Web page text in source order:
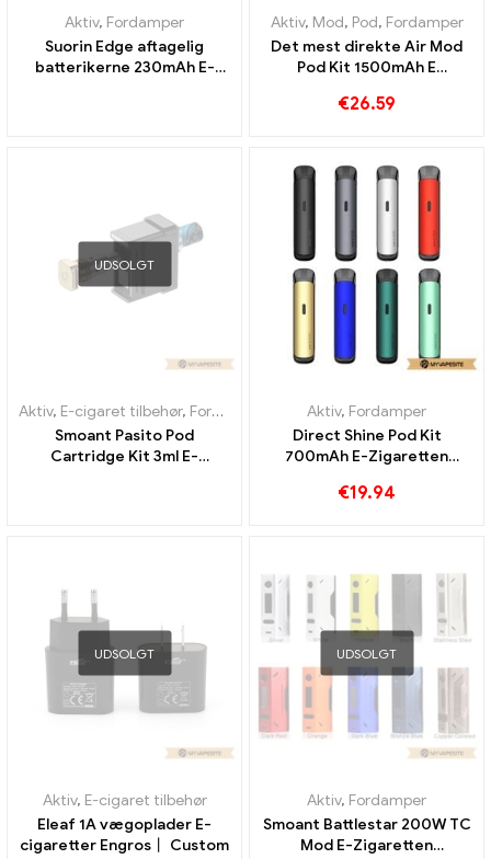
Aktiv, Fordamper
Suorin Edge aftagelig
batterikerne 230mAh E-
Aktiv, Mod, Pod, Fordamper
Det mest direkte Air Mod
Pod Kit 1500mAh E
€26.59
UDSOLGT
Aktiv, E-cigaret tilbehør, Fordamper
Smoant Pasito Pod
Cartridge Kit 3ml E-
Aktiv, Fordamper
Direct Shine Pod Kit
700mAh E-Zigaretten
€19.94
UDSOLGT
Aktiv, E-cigaret tilbehør
Eleaf 1A vægoplader E-
cigaretter Engros丨 Custom
UDSOLGT
Aktiv, Fordamper
Smoant Battlestar 200W TC
Mod E-Zigaretten